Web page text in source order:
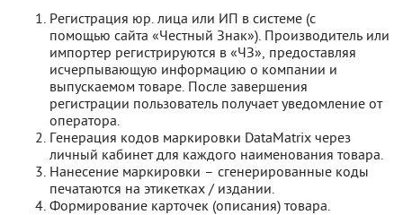
Регистрация юр. лица или ИП в системе (с
помощью сайта «Честный Знак»). Производитель или
импортер регистрируются в «ЧЗ», предоставляя
исчерпывающую информацию о компании и
выпускаемом товаре. После завершения
регистрации пользователь получает уведомление от
оператора.
Генерация кодов маркировки DataMatrix через
личный кабинет для каждого наименования товара.
Нанесение маркировки – сгенерированные коды
печатаются на этикетках / издании.
Формирование карточек (описания) товара.